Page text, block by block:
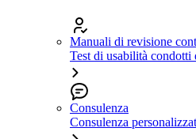
Manuali di revisione
Test di usabilità condotti
Consulenza
Consulenza